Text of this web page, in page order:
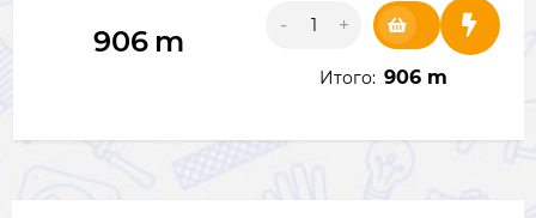
906 m - +
Итого: 906 m